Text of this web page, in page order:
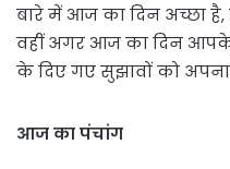
बारे में आज का दिन अच्छा
वहीं अगर आज का दिन आपके
के दिए गए सुझावों को
आज का पंचांग